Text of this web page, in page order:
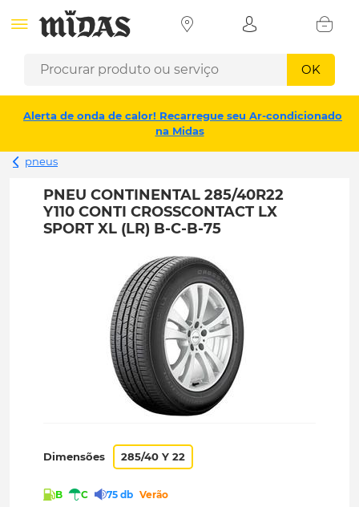
OK
Alerta de onda de calor! Recarregue seu Ar-condicionado
na Midas
pneus
PNEU CONTINENTAL 285/40R22
Y110 CONTI CROSSCONTACT LX
SPORT XL (LR) B-C-B-75
Dimensões 285/40 Y 22
B C 75 db Verão